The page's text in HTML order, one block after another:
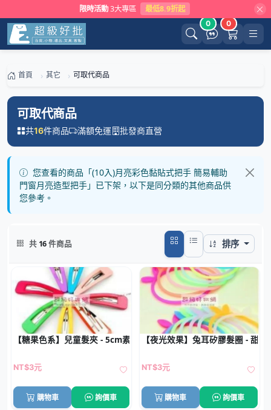
限時活動 3大專區 最低8.9折起
0 0
首頁 其它 可取代商品
可取代商品
共16件商品 滿額免運 批發商直營
您查看的商品「(10入)月亮彩色黏貼式把手 簡易輔助
門窗月亮造型把手」已下架，以下是同分類的其他商品供
您參考。
共 16件商品 排序
【糖果色系】兒童髮夾 - 5cm素色BB夾
NT$3元
購物車 詢價車
【夜光效果】兔耳矽膠髮圈 - 甜
NT$3元
購物車 詢價車